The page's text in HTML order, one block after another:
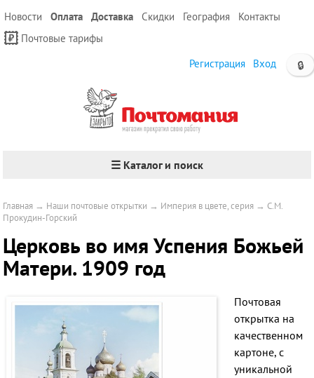
Новости Оплата Доставка Скидки География
Контакты
Почтовые тарифы
🔒
Регистрация Вход
☰ Каталог и поиск
Главная → Наши почтовые открытки → Империя в цвете, серия → С.М.
Прокудин-Горский
Церковь во имя Успения Божьей
Матери. 1909 год
Почтовая
открытка на
качественном
картоне, с
уникальной